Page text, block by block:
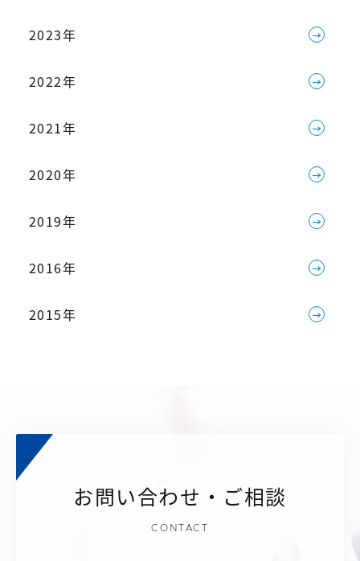
2023年
2022年
2021年
2020年
2019年
2016年
2015年
お問い合わせ・ご相談
CONTACT